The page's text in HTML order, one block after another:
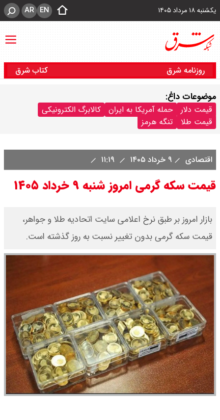
یکشنبه ۱۸ مرداد ۱۴۰۵ EN
AR
روزنامه شرق کتاب شرق
موضوعات داغ:
قیمت دلار حمله آمریکا به ایران
کالابرگ الکترونیکی
قیمت طلا
تنگه هرمز
اقتصادی ۹ خرداد ۱۴۰۵
قیمت سکه گرمی امروز شنبه ۹ خرداد ۱۴۰۵
بازار امروز بر طبق نرخ اعلامی سایت اتحادیه طلا و جواهر،
قیمت سکه گرمی بدون تغییر نسبت به روز گذشته است.